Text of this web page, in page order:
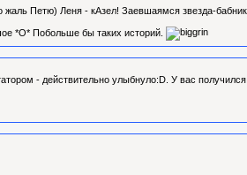
Петю) Леня - кАзел! Заевшаямся звезда-
*О* Побольше бы таких историй.
- действительно улыбнуло:D. У вас